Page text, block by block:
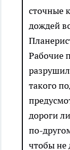
сточные
дождей
Рабочие
такого
дороги
по-
чтобы не